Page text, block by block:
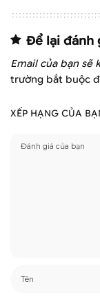
Để lại đánh
Email của bạn sẽ
trường bắt buộc
XẾP HẠNG CỦA